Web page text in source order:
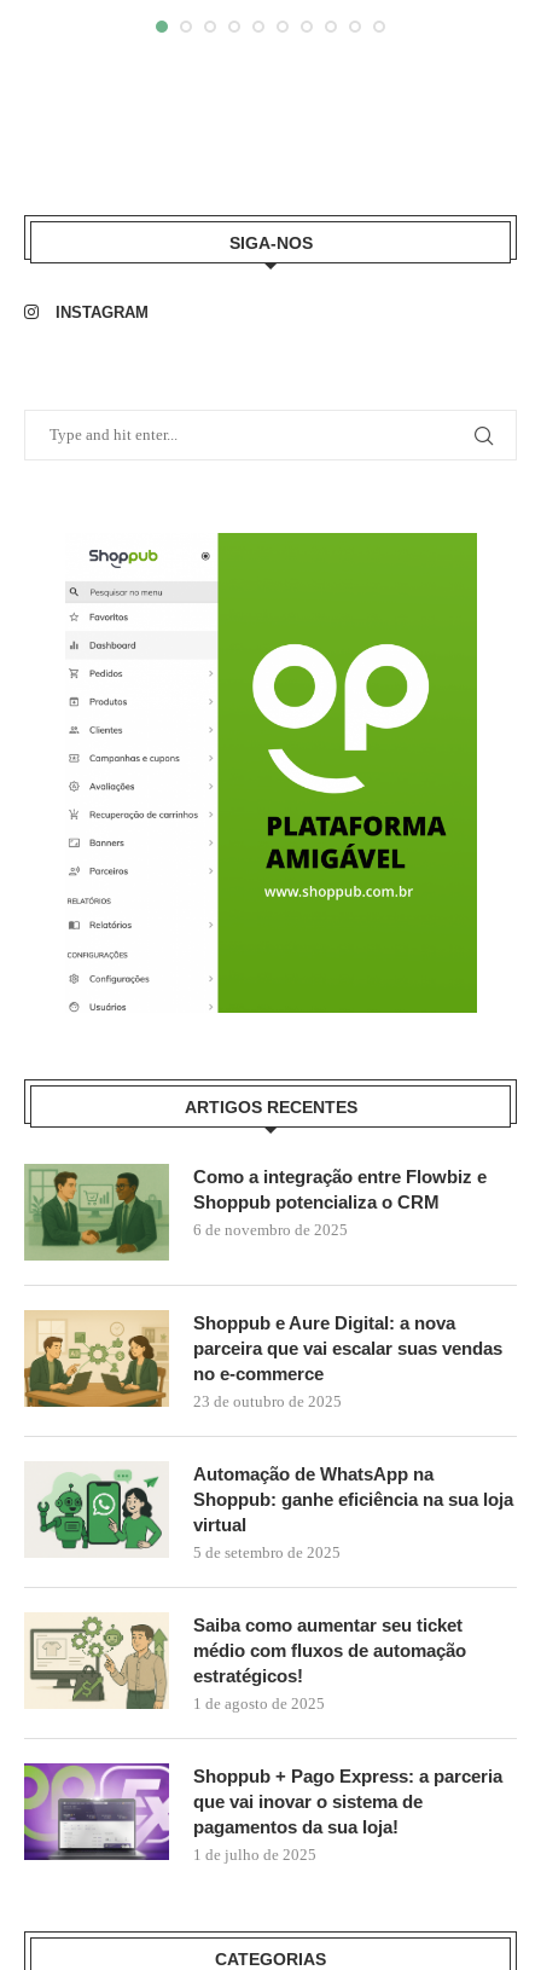
SIGA-NOS
INSTAGRAM
ARTIGOS RECENTES
Como a integração entre Flowbiz e
Shoppub potencializa o CRM
6 de novembro de 2025
Shoppub e Aure Digital: a nova
parceira que vai escalar suas vendas
no e-commerce
23 de outubro de 2025
Automação de WhatsApp na
Shoppub: ganhe eficiência na sua loja
virtual
5 de setembro de 2025
Saiba como aumentar seu ticket
médio com fluxos de automação
estratégicos!
1 de agosto de 2025
Shoppub + Pago Express: a parceria
que vai inovar o sistema de
pagamentos da sua loja!
1 de julho de 2025
CATEGORIAS